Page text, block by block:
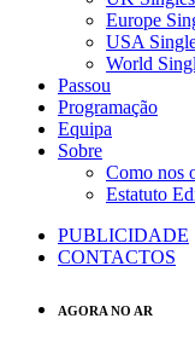
Europe
USA
World
Passou
Programação
Equipa
Sobre
Como nos
Estatuto
PUBLICIDADE
CONTACTOS
AGORA NO AR